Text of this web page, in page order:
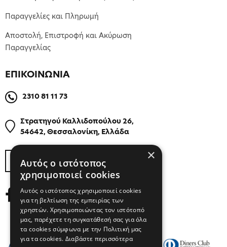
ΕΠΙΚΟΙΝΩΝΙΑ
2310 81 11 73
Στρατηγού Καλλιδοπούλου 26,
54642, Θεσσαλονίκη, Ελλάδα
ΒΡΕΙΤΕ ΜΑΣ ΣΤΟΝ ΧΑΡΤΗ
Παραγγελίες και Πληρωμή
Αποστολή, Επιστροφή και Ακύρωση
Παραγγελίας
×
Αυτός ο ιστότοπος
χρησιμοποιεί cookies
Αυτός ο ιστότοπος χρησιμοποιεί cookies
για τη βελτίωση της εμπειρίας των
χρηστών. Χρησιμοποιώντας τον ιστότοπό
μας, παρέχετε τη συγκατάθεσή σας για όλα
τα cookies σύμφωνα με την Πολιτική μας
για τα cookies. Διαβάστε περισσότερα